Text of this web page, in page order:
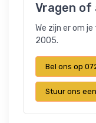
Vragen of
We zijn er om
2005.
Bel ons op
Stuur ons